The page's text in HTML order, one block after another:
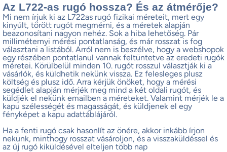
Az L722-as rugó hossza? És az átmérője?
Mi nem írjuk ki az L722as rugó fizikai méreteit, mert egy
kinyúlt, törött rugót megmérni, és a méretek alapján
beazonosítani nagyon nehéz. Sok a hiba lehetőség. Pár
milliméternyi mérési pontatlanság, és már rosszat is fog
választani a listából. Arról nem is beszélve, hogy a webshopok
egy részében pontatlanul vannak feltüntetve az eredeti rugók
méretei. Körülbelül minden 10. rugót rosszul választják ki a
vásárlók, és küldhetik nekünk vissza. Ez felesleges plusz
költség és plusz idő. Arra kérjük önöket, hogy a mérési
segédlet alapján mérjék meg mind a két oldali rugót, és
küldjék el nekünk emailben a méreteket. Valamint mérjék le a
kapu szélességét és magasságát, és küldjenek el egy
fényképet a kapu adattáblájáról.
Ha a fenti rugó csak hasonlít az önére, akkor inkább írjon
nekünk, minthogy rosszat vásároljon, és a visszaküldéssel és
az új rugó kiküldésével elteljen több nap